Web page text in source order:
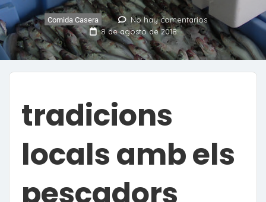
Comida Casera
No hay comentarios
8 de agosto de 2018
tradicions
locals amb els
pescadors